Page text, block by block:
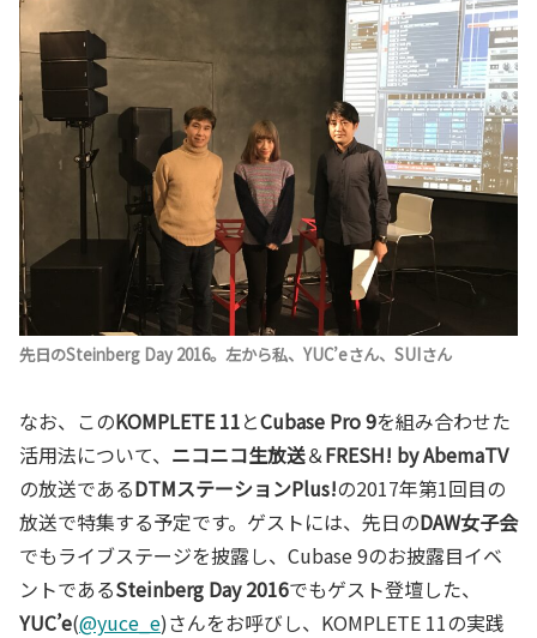
先日のSteinberg Day 2016。左から私、YUC’eさん、SUIさん
なお、このKOMPLETE 11とCubase Pro 9を組み合わせた
活用法について、 ニコニコ生放送＆FRESH! by AbemaTV
の放送であるDTMステーションPlus!の2017年第1回目の
放送で特集する予定です。ゲストには、先日のDAW女子会
でもライブステージを披露し、Cubase 9のお披露目イベ
ントであるSteinberg Day 2016でもゲスト登壇した、
YUC’e(@yuce_e)さんをお呼びし、KOMPLETE 11の実践